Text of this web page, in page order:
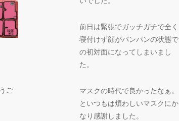
ご
前日は緊張でガッチガチで全く
寝付けず顔がパンパンの状態で
の初対面になってしまいまし
た。
マスクの時代で良かったなぁ。
といつもは煩わしいマスクにか
なり感謝しました。